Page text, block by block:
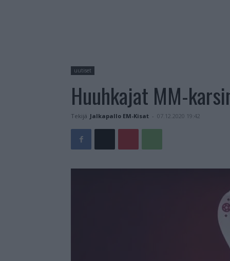
uutiset
Huuhkajat MM-
Tekijä Jalkapallo EM-Kisat - 07.12.2020 19:42